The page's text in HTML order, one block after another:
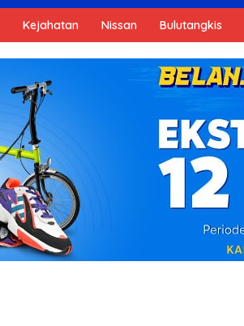
Kejahatan Nissan Bulutangkis